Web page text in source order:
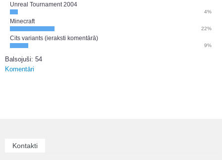
Unreal Tournament 2004
4%
Minecraft
22%
Cits variants (ieraksti komentārā)
9%
Balsojuši: 54
Komentāri
Kontakti